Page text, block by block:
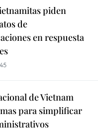
piden
de
en respuesta
de Vietnam
para simplificar